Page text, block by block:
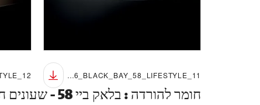
TUDOR_NP26_BLACK_BAY_58_LIFESTYLE_11
חומר להורדה:בלאק ביי 58 - שעונים חדשים לשנת 2026